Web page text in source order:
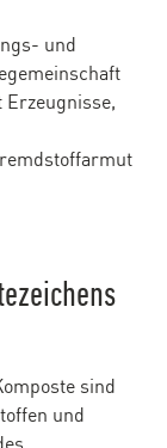
und
Erzeugnisse,
sind
und